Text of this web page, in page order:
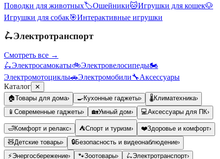
Поводки для животных🏷️Ошейники🐱Игрушки для кошек🐶
Игрушки для собак🎯Интерактивные игрушки
🛴Электротранспорт
Смотреть все →
🛴Электросамокаты🚲Электровелосипеды🏍️
Электромотоциклы🚗Электромобили🔧Аксессуары
Каталог ✕
🏠Товары для дома› 🍳Кухонные гаджеты› 🌡️Климатехника›
📱 Современные гаджеты› 🏡Умный дом› 💻Аксессуары для ПК›
🛁Комфорт и релакс› ⛺Спорт и туризм› ❤️Здоровье и комфорт›
🧸Детские товары› 🔒Безопасность и видеонаблюдение›
⚡Энергосбережение› 🐾Зоотовары› 🛴Электротранспорт›